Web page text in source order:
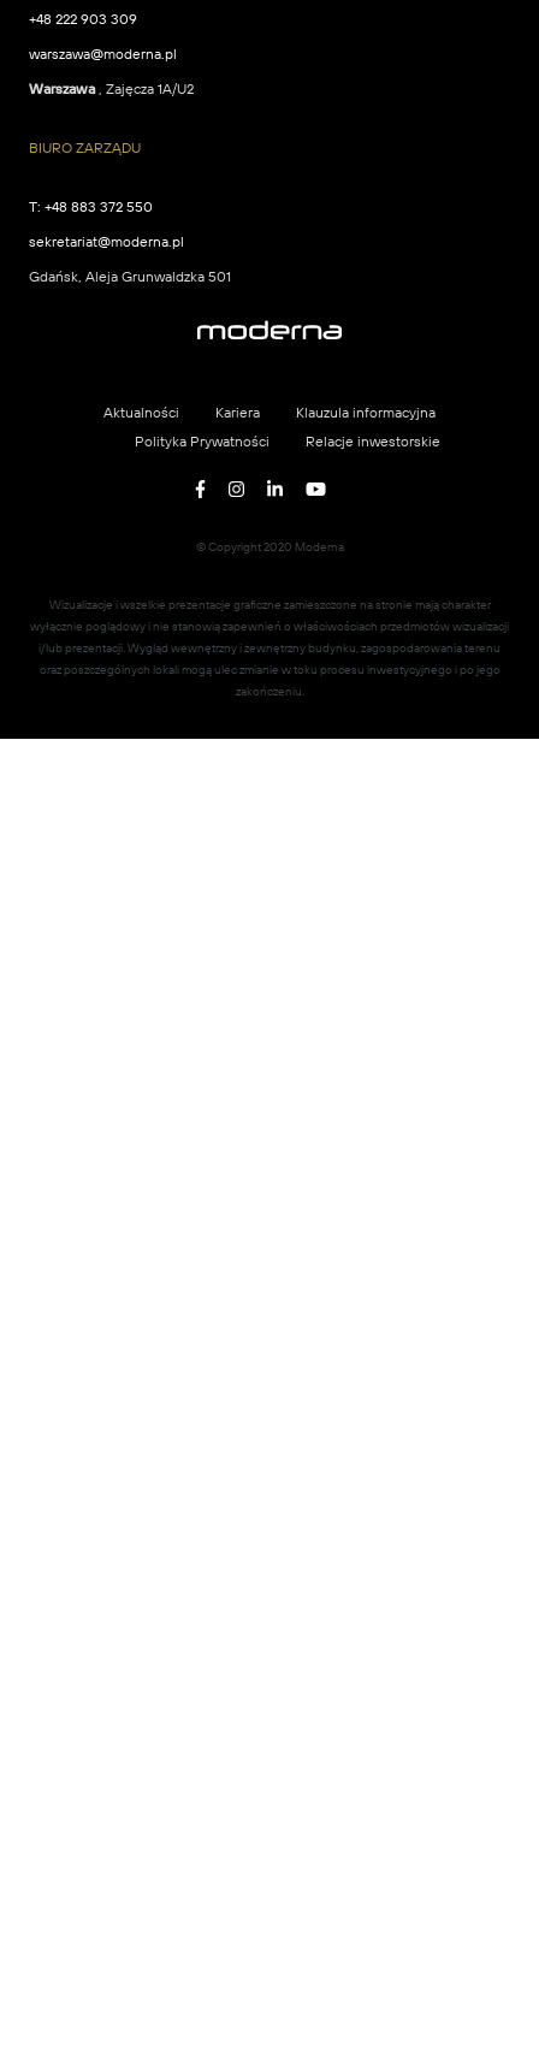
+48 222 903 309
warszawa@moderna.pl
Warszawa , Zajęcza 1A/U2
BIURO ZARZĄDU
T: +48 883 372 550
sekretariat@moderna.pl
Gdańsk, Aleja Grunwaldzka 501
Aktualności Kariera
Klauzula informacyjna
Polityka Prywatności
Relacje inwestorskie
© Copyright 2020 Moderna
Wizualizacje i wszelkie prezentacje graficzne zamieszczone na stronie mają charakter
wyłącznie poglądowy i nie stanowią zapewnień o właściwościach przedmiotów wizualizacji
i/lub prezentacji. Wygląd wewnętrzny i zewnętrzny budynku, zagospodarowania terenu
oraz poszczególnych lokali mogą ulec zmianie w toku procesu inwestycyjnego i po jego
zakończeniu.